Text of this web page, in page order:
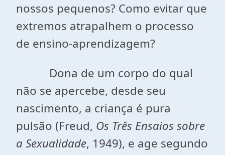
nossos pequenos? Como evitar que
extremos atrapalhem o processo
de ensino-aprendizagem?
Dona de um corpo do qual
não se apercebe, desde seu
nascimento, a criança é pura
pulsão (Freud, Os Três Ensaios sobre
a Sexualidade, 1949), e age segundo